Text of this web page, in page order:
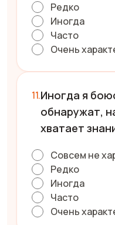
Редко
Иногда
Часто
Очень
Иногда я
обнаружат,
хватает
Совсем не
Редко
Иногда
Часто
Очень